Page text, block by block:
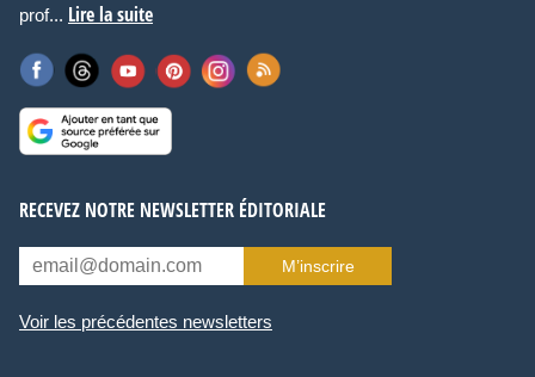
prof... Lire la suite
RECEVEZ NOTRE NEWSLETTER ÉDITORIALE
M’inscrire
Voir les précédentes newsletters